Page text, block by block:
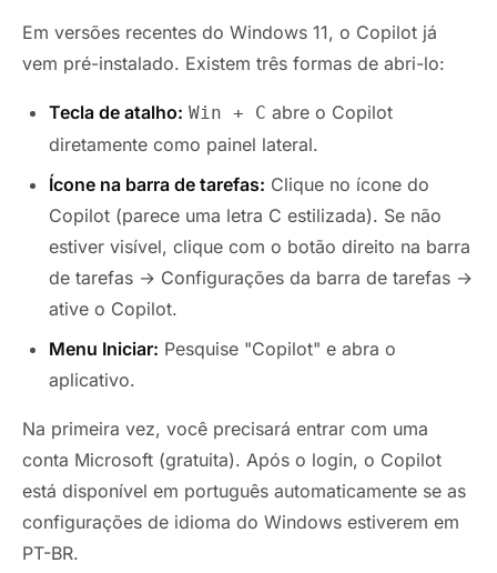
Em versões recentes do Windows 11, o Copilot já
vem pré-instalado. Existem três formas de abri-lo:
Tecla de atalho: Win + C abre o Copilot
diretamente como painel lateral.
Ícone na barra de tarefas: Clique no ícone do
Copilot (parece uma letra C estilizada). Se não
estiver visível, clique com o botão direito na barra
de tarefas → Configurações da barra de tarefas →
ative o Copilot.
Menu Iniciar: Pesquise "Copilot" e abra o
aplicativo.
Na primeira vez, você precisará entrar com uma
conta Microsoft (gratuita). Após o login, o Copilot
está disponível em português automaticamente se as
configurações de idioma do Windows estiverem em
PT-BR.